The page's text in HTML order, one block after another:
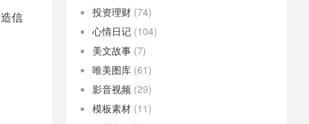
信
投资理财 (74)
心情日记 (104)
美文故事 (7)
唯美图库 (61)
影音视频 (29)
模板素材 (11)